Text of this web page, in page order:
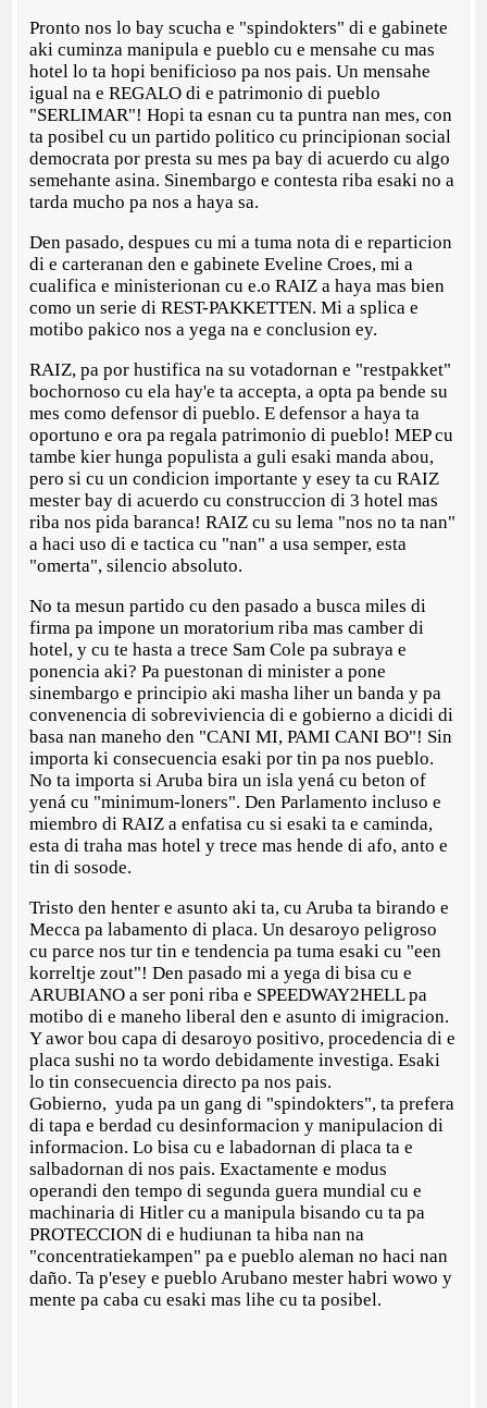
Pronto nos lo bay scucha e "spindokters" di e gabinete
aki cuminza manipula e pueblo cu e mensahe cu mas
hotel lo ta hopi benificioso pa nos pais. Un mensahe
igual na e REGALO di e patrimonio di pueblo
"SERLIMAR"! Hopi ta esnan cu ta puntra nan mes, con
ta posibel cu un partido politico cu principionan social
democrata por presta su mes pa bay di acuerdo cu algo
semehante asina. Sinembargo e contesta riba esaki no a
tarda mucho pa nos a haya sa.
Den pasado, despues cu mi a tuma nota di e reparticion
di e carteranan den e gabinete Eveline Croes, mi a
cualifica e ministerionan cu e.o RAIZ a haya mas bien
como un serie di REST-PAKKETTEN. Mi a splica e
motibo pakico nos a yega na e conclusion ey.
RAIZ, pa por hustifica na su votadornan e "restpakket"
bochornoso cu ela hay'e ta accepta, a opta pa bende su
mes como defensor di pueblo. E defensor a haya ta
oportuno e ora pa regala patrimonio di pueblo! MEP cu
tambe kier hunga populista a guli esaki manda abou,
pero si cu un condicion importante y esey ta cu RAIZ
mester bay di acuerdo cu construccion di 3 hotel mas
riba nos pida baranca! RAIZ cu su lema "nos no ta nan"
a haci uso di e tactica cu "nan" a usa semper, esta
"omerta", silencio absoluto.
No ta mesun partido cu den pasado a busca miles di
firma pa impone un moratorium riba mas camber di
hotel, y cu te hasta a trece Sam Cole pa subraya e
ponencia aki? Pa puestonan di minister a pone
sinembargo e principio aki masha liher un banda y pa
convenencia di sobreviviencia di e gobierno a dicidi di
basa nan maneho den "CANI MI, PAMI CANI BO"! Sin
importa ki consecuencia esaki por tin pa nos pueblo.
No ta importa si Aruba bira un isla yená cu beton of
yená cu "minimum-loners". Den Parlamento incluso e
miembro di RAIZ a enfatisa cu si esaki ta e caminda,
esta di traha mas hotel y trece mas hende di afo, anto e
tin di sosode.
Tristo den henter e asunto aki ta, cu Aruba ta birando e
Mecca pa labamento di placa. Un desaroyo peligroso
cu parce nos tur tin e tendencia pa tuma esaki cu "een
korreltje zout"! Den pasado mi a yega di bisa cu e
ARUBIANO a ser poni riba e SPEEDWAY2HELL pa
motibo di e maneho liberal den e asunto di imigracion.
Y awor bou capa di desaroyo positivo, procedencia di e
placa sushi no ta wordo debidamente investiga. Esaki
lo tin consecuencia directo pa nos pais.
Gobierno, yuda pa un gang di "spindokters", ta prefera
di tapa e berdad cu desinformacion y manipulacion di
informacion. Lo bisa cu e labadornan di placa ta e
salbadornan di nos pais. Exactamente e modus
operandi den tempo di segunda guera mundial cu e
machinaria di Hitler cu a manipula bisando cu ta pa
PROTECCION di e hudiunan ta hiba nan na
"concentratiekampen" pa e pueblo aleman no haci nan
daño. Ta p'esey e pueblo Arubano mester habri wowo y
mente pa caba cu esaki mas lihe cu ta posibel.